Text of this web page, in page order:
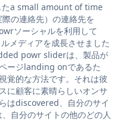
たa small amount of time
の連絡先）の連絡先を
ソーシャルを利用して
メディアを成長させました
powr sliderは、製品が
ージlanding onであるた
覚的な方法です。それは彼
に顧客に素晴らしいオンサ
はdiscovered、自分のサイ
自分のサイトの他のどの人